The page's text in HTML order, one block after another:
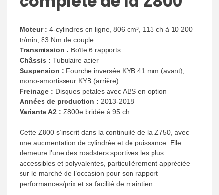
Moteur : 4-cylindres en ligne, 806 cm³, 113 ch à 10 200
tr/min, 83 Nm de couple
Transmission : Boîte 6 rapports
Châssis : Tubulaire acier
Suspension : Fourche inversée KYB 41 mm (avant),
mono-amortisseur KYB (arrière)
Freinage : Disques pétales avec ABS en option
Années de production : 2013-2018
Variante A2 : Z800e bridée à 95 ch
Cette Z800 s’inscrit dans la continuité de la Z750, avec
une augmentation de cylindrée et de puissance. Elle
demeure l’une des roadsters sportives les plus
accessibles et polyvalentes, particulièrement appréciée
sur le marché de l’occasion pour son rapport
performances/prix et sa facilité de maintien.